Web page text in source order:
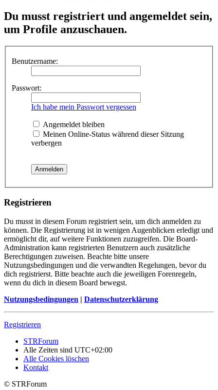
Du musst registriert und angemeldet sein,
um Profile anzuschauen.
Benutzername:
Passwort:
Ich habe mein Passwort vergessen
Angemeldet bleiben
Meinen Online-Status während dieser Sitzung
verbergen
Registrieren
Du musst in diesem Forum registriert sein, um dich anmelden zu
können. Die Registrierung ist in wenigen Augenblicken erledigt und
ermöglicht dir, auf weitere Funktionen zuzugreifen. Die Board-
Administration kann registrierten Benutzern auch zusätzliche
Berechtigungen zuweisen. Beachte bitte unsere
Nutzungsbedingungen und die verwandten Regelungen, bevor du
dich registrierst. Bitte beachte auch die jeweiligen Forenregeln,
wenn du dich in diesem Board bewegst.
Nutzungsbedingungen | Datenschutzerklärung
Registrieren
STRForum
Alle Zeiten sind UTC+02:00
Alle Cookies löschen
Kontakt
© STRForum